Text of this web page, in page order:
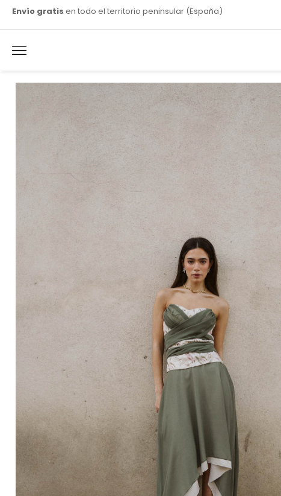
Envío gratis en todo el territorio peninsular (España)